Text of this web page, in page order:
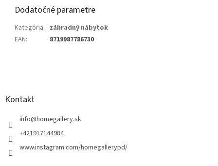
Dodatočné parametre
Kategória: záhradný nábytok
EAN: 8719987786730
Kontakt
info@homegallery.sk
+421917144984
www.instagram.com/homegallerypd/